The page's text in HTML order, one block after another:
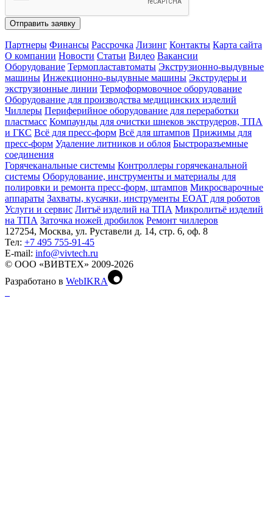
Отправить заявку
Партнеры Финансы Рассрочка Лизинг Контакты Карта сайта
О компании Новости Статьи Видео Вакансии
Оборудование Термопластавтоматы Экструзионно-выдувные
машины Инжекционно-выдувные машины Экструдеры и
экструзионные линии Термоформовочное оборудование
Оборудование для производства медицинских изделий
Чиллеры Периферийное оборудование для переработки
пластмасс Компаунды для очистки шнеков экструдеров, ТПА
и ГКС Всё для пресс-форм Всё для штампов Прижимы для
пресс-форм Удаление литников и облоя Быстроразъемные
соединения
Горячеканальные системы Контроллеры горячеканальной
системы Оборудование, инструменты и материалы для
полировки и ремонта пресс-форм, штампов Микросварочные
аппараты Захваты, кусачки, инструменты EOAT для роботов
Услуги и сервис Литъё изделий на ТПА Микролитьё изделий
на ТПА Заточка ножей дробилок Ремонт чиллеров
127254, Москва, ул. Руставели д. 14, стр. 6, оф. 8
Тел: +7 495 755-91-45
Е-mail: info@vivtech.ru
© ООО «ВИВТЕХ» 2009-2026
Разработано в WebIKRA